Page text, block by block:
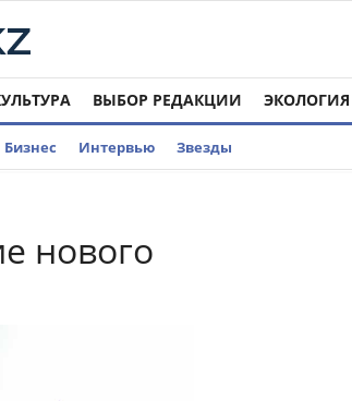
ВЫБОР РЕДАКЦИИ ЭКОЛОГИЯ
Бизнес Интервью Звезды
нового